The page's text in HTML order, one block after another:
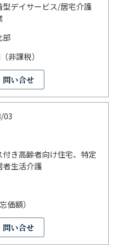
型デイサービス/居宅介護
部
非課税）
問い合せ
03
付き高齢者向け住宅、特定
者生活介護
価額）
問い合せ